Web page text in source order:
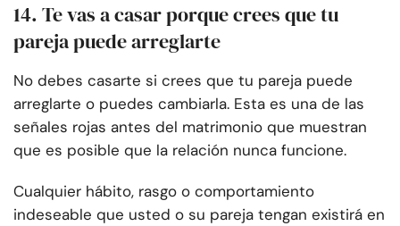
14. Te vas a casar porque crees que tu
pareja puede arreglarte
No debes casarte si crees que tu pareja puede
arreglarte o puedes cambiarla. Esta es una de las
señales rojas antes del matrimonio que muestran
que es posible que la relación nunca funcione.
Cualquier hábito, rasgo o comportamiento
indeseable que usted o su pareja tengan existirá en